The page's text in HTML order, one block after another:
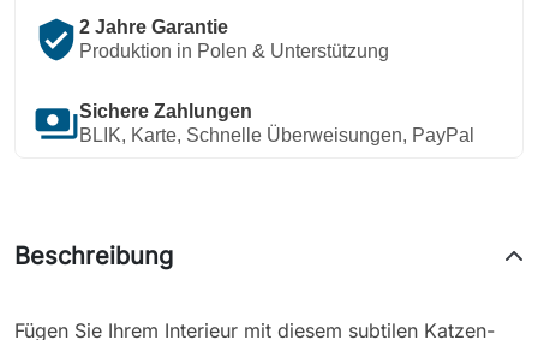
verified_user 2 Jahre Garantie
Produktion in Polen & Unterstützung
paymentsSichere Zahlungen
BLIK, Karte, Schnelle Überweisungen, PayPal
Beschreibung
Fügen Sie Ihrem Interieur mit diesem subtilen Katzen-